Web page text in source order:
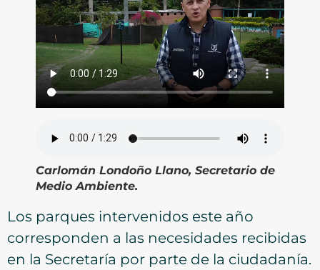
Carlomán Londoño Llano, Secretario de
Medio Ambiente.
Los parques intervenidos este año
corresponden a las necesidades recibidas
en la Secretaría por parte de la ciudadanía.